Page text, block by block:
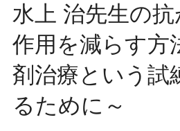
水上 治先生の抗
作用を減らす方
剤治療という試
るために～